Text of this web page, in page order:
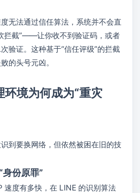
无法通过信任算法，系统并不会直
拦截”——让你收不到验证码，或者
验证。这种基于“信任评级”的拦截
的头号元凶。
环境为何成为“重灾
到要换网络，但依然被困在旧的技
身份原罪”
速度有多快，在 LINE 的识别算法